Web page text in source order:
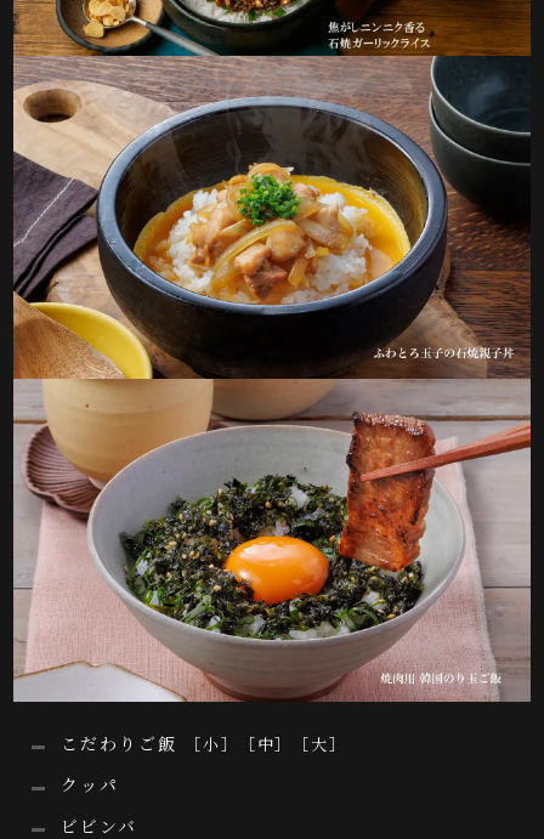
こだわりご飯 ［小］［中］［大］
クッパ
ビビンバ